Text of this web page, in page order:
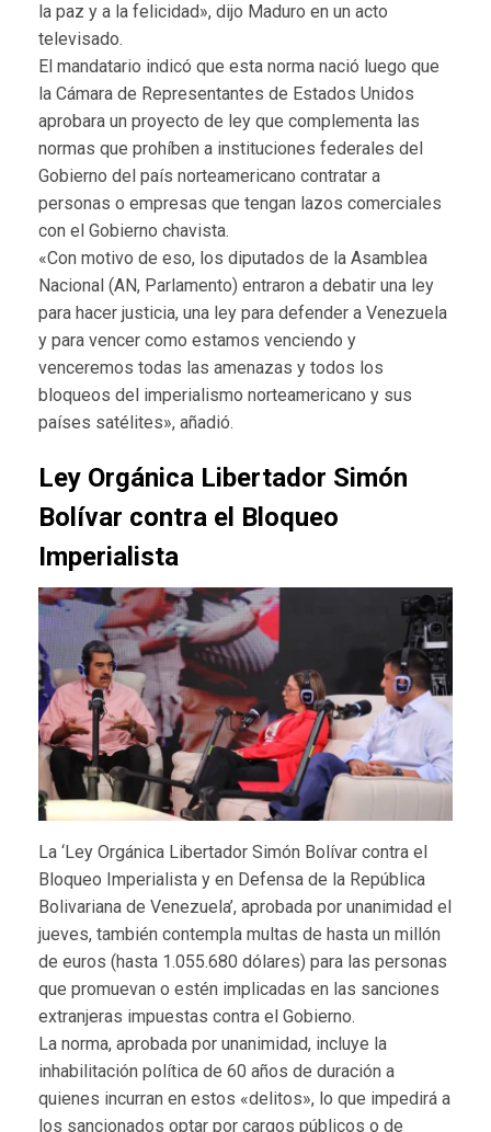
la paz y a la felicidad», dijo Maduro en un acto
televisado.
El mandatario indicó que esta norma nació luego que
la Cámara de Representantes de Estados Unidos
aprobara un proyecto de ley que complementa las
normas que prohíben a instituciones federales del
Gobierno del país norteamericano contratar a
personas o empresas que tengan lazos comerciales
con el Gobierno chavista.
«Con motivo de eso, los diputados de la Asamblea
Nacional (AN, Parlamento) entraron a debatir una ley
para hacer justicia, una ley para defender a Venezuela
y para vencer como estamos venciendo y
venceremos todas las amenazas y todos los
bloqueos del imperialismo norteamericano y sus
países satélites», añadió.
Ley Orgánica Libertador Simón
Bolívar contra el Bloqueo
Imperialista
La ‘Ley Orgánica Libertador Simón Bolívar contra el
Bloqueo Imperialista y en Defensa de la República
Bolivariana de Venezuela’, aprobada por unanimidad el
jueves, también contempla multas de hasta un millón
de euros (hasta 1.055.680 dólares) para las personas
que promuevan o estén implicadas en las sanciones
extranjeras impuestas contra el Gobierno.
La norma, aprobada por unanimidad, incluye la
inhabilitación política de 60 años de duración a
quienes incurran en estos «delitos», lo que impedirá a
los sancionados optar por cargos públicos o de